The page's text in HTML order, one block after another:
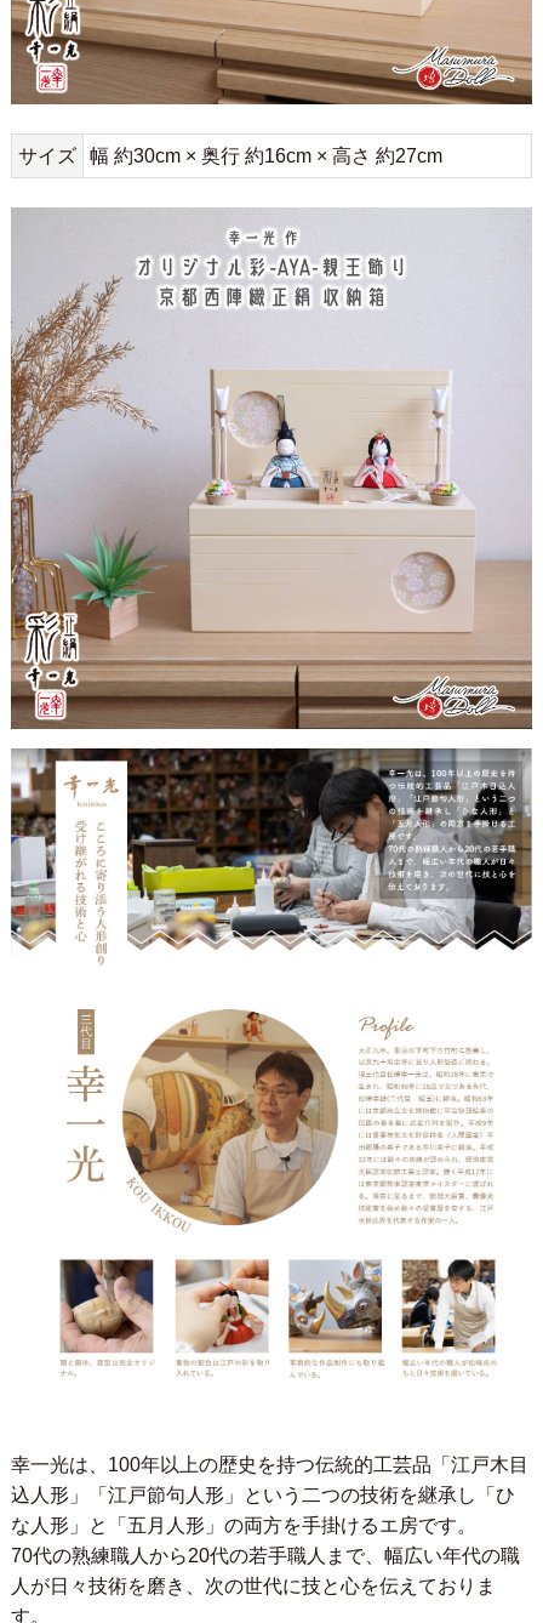
サイズ 幅 約30cm × 奥行 約16cm × 高さ 約27cm
幸一光は、100年以上の歴史を持つ伝統的工芸品「江戸木目
込人形」「江戸節句人形」という二つの技術を継承し「ひ
な人形」と「五月人形」の両方を手掛けるエ房です。
70代の熟練職人から20代の若手職人まで、幅広い年代の職
人が日々技術を磨き、次の世代に技と心を伝えておりま
す。